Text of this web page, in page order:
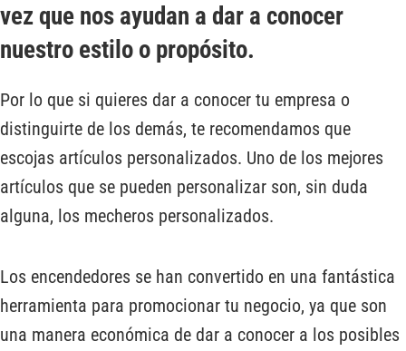
vez que nos ayudan a dar a conocer
nuestro estilo o propósito.
Por lo que si quieres dar a conocer tu empresa o
distinguirte de los demás, te recomendamos que
escojas artículos personalizados. Uno de los mejores
artículos que se pueden personalizar son, sin duda
alguna, los mecheros personalizados.
Los encendedores se han convertido en una fantástica
herramienta para promocionar tu negocio, ya que son
una manera económica de dar a conocer a los posibles